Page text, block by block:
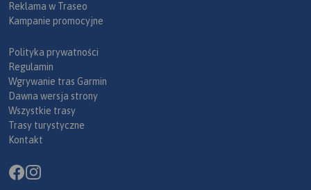
Reklama w Traseo
Kampanie promocyjne
Polityka prywatności
Regulamin
Wgrywanie tras Garmin
Dawna wersja strony
Wszystkie trasy
Trasy turystyczne
Kontakt